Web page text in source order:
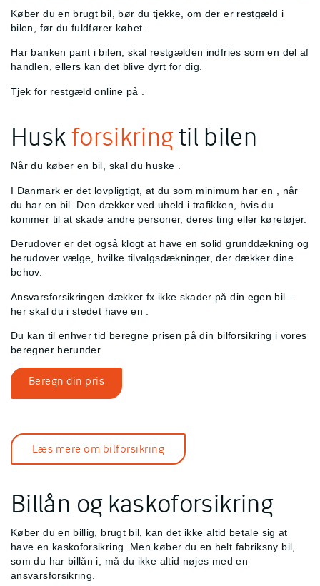
Køber du en brugt bil, bør du tjekke, om der er restgæld i
bilen, før du fuldfører købet.
Har banken pant i bilen, skal restgælden indfries som en del af
handlen, ellers kan det blive dyrt for dig.
Tjek for restgæld online på
Huskforsikringtil bilen
Når du køber en bil, skal du huske .
I Danmark er det lovpligtigt, at du som minimum har en
, når
du har en bil. Den dækker ved uheld i trafikken, hvis du
kommer til at skade andre personer, deres ting eller køretøjer.
Derudover er det også klogt at have en solid grunddækning og
herudover vælge, hvilke tilvalgsdækninger, der dækker dine
behov.
Ansvarsforsikringen dækker fx ikke skader på din egen bil –
her skal du i stedet have en
Du kan til enhver tid beregne prisen på din bilforsikring i vores
beregner herunder.
Beregn din pris
Læs mere om bilforsikring
Billån og kaskoforsikring
Køber du en billig, brugt bil, kan det ikke altid betale sig at
have en kaskoforsikring. Men køber du en helt fabriksny bil,
som du har billån i, må du ikke altid nøjes med en
ansvarsforsikring.